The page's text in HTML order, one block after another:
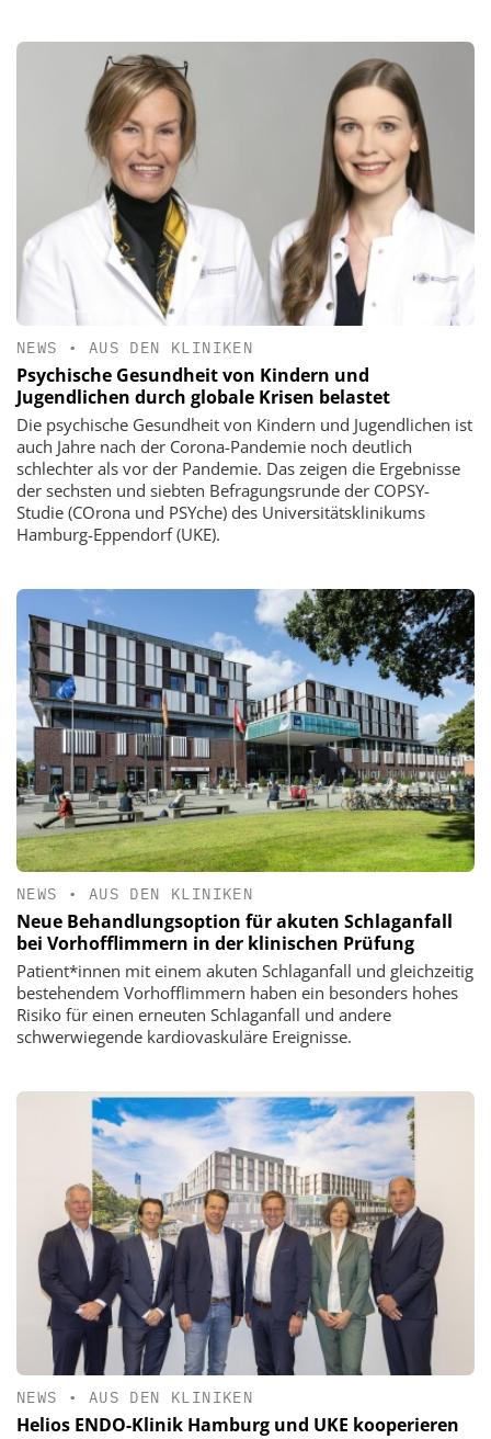
NEWS • AUS DEN KLINIKEN
Psychische Gesundheit von Kindern und
Jugendlichen durch globale Krisen belastet
Die psychische Gesundheit von Kindern und Jugendlichen ist
auch Jahre nach der Corona-Pandemie noch deutlich
schlechter als vor der Pandemie. Das zeigen die Ergebnisse
der sechsten und siebten Befragungsrunde der COPSY-
Studie (COrona und PSYche) des Universitätsklinikums
Hamburg-Eppendorf (UKE).
NEWS • AUS DEN KLINIKEN
Neue Behandlungsoption für akuten Schlaganfall
bei Vorhofflimmern in der klinischen Prüfung
Patient*innen mit einem akuten Schlaganfall und gleichzeitig
bestehendem Vorhofflimmern haben ein besonders hohes
Risiko für einen erneuten Schlaganfall und andere
schwerwiegende kardiovaskuläre Ereignisse.
NEWS • AUS DEN KLINIKEN
Helios ENDO-Klinik Hamburg und UKE kooperieren